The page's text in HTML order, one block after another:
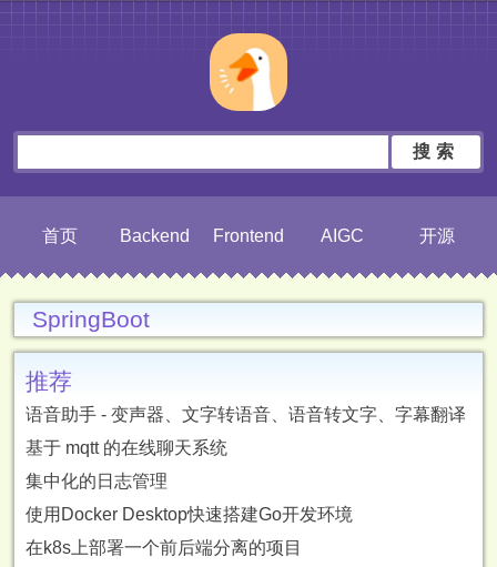
搜索
首页 Backend Frontend AIGC 开源
SpringBoot
推荐
语音助手 - 变声器、文字转语音、语音转文字、字幕翻译
基于 mqtt 的在线聊天系统
集中化的日志管理
使用Docker Desktop快速搭建Go开发环境
在k8s上部署一个前后端分离的项目